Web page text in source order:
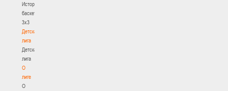
История
баскетбола
3х3
Детская
лига
Детская
лига
О
лиге
О